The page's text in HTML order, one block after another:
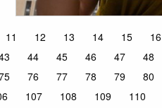
11 12 13 14 15 16
44 45 46 47 48
76 77 78 79 80
107 108 109 110